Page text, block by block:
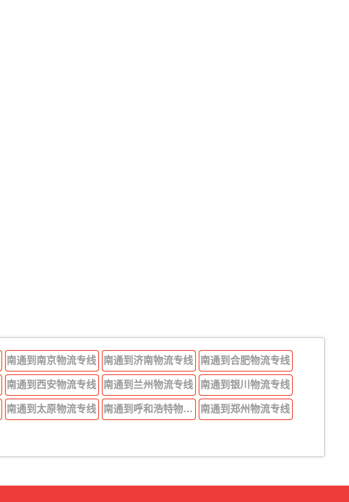
南通到南京物流专线 南通到济南物流专线 南通到合肥物流专线
南通到西安物流专线 南通到兰州物流专线 南通到银川物流专线
南通到太原物流专线 南通到呼和浩特物流专线 南通到郑州物流专线